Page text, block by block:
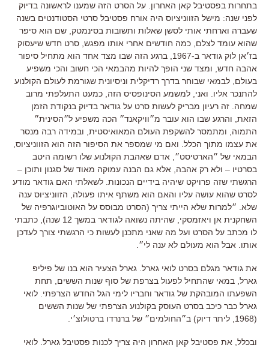
בתחרות בפסטיבל קאן האחרון. על הסרט הזה שמענו לראשונה בדיוק
לפני שנה: מישל הזווניציוס היה אורח פסטיבל סרטי הסטודנטים בשנה
שעברה וארחתי אותי לסשן שאלות ותשובות בסינמטק, שם הוא סיפר
שהוא עומד לצלם, כמה חודשים אחרי אותו מפגש, סרט חדש שיעסוק
בז׳אן לוק גודאר ב-1967, ברגע הזה שבו מצד אחד הוא מתחיל סיפור
אהבה חדש, ומצד שני הופך להיות מהבמאי הכי חשוב והכי משפיע
בעולם, לבמאי שבוחר בדרך רדיקלית וניסיונית שגורמת לעולם הקולנוע
להתנכר אליו. ואני, למשמע הסינופסיס הזה, כמעט התעלפתי מרוב
שמחה. זה רעיון מבריק לעשות סרט על גודאר בדיוק בנקודת הזמן
הזאת, והרגע שבו הוא עובר מ״וויקאנד״ הכה משפיע ל״הסינית״
התמוה, ומתמסר להשקפת העולם המאואיסטית, ובמידה רבה מנסר
את עצמו מתוך הכלל. ואם מי שמספר את הסיפור הזה הוא הזווניציוס,
הבמאי של ״הארטיסט״, אדם שאהבת הקולנוע שלו רשומה היטב
בסרטיו – ולא רק אהבה, אלא גם הבנה עמוקה מאוד של סגנון ותוכן –
הרגשתי שזה פרויקט שיהיה בידיים הנכונות. לשאלתי האם גודאר מודע
לסרט שהוא עושה עליו והאם הוא משתף איתו פעולה, הזווניציוס ענה
שלא. ״למרות שלא הייתי צריך (הסרט מבוסס על האוטוביוגרפיה של
השחקנית אן ויאזמסקי, שהיתה נשואה לגודאר במשך 12 שנה), כתבתי
לו מכתב על הסרט ועל מה שאני מתכנן לעשות כי הרגשתי צורך לעדכן
אותו. אבל הוא מעולם לא ענה לי״.
את גודאר מגלם בסרט לואי גארל. גארל הצעיר הוא בנו של פיליפ
גארל, במאי שהתחיל לפעול בצרפת של סוף שנות הששים, תחת
השפעתו המובהקת של גודאר וחבריו לימי הגל החדש הצרפתי. לואי
גארל כבר כיכב בסרט העוסק בקולנוע הצרפתי של שנות הששים
(1968, ליתר דיוק) ב״החולמים״ של ברנרדו ברטולוצ׳י.
ובכלל, את פסטיבל קאן האחרון היה צריך לכנות פסטיבל גארל. לואי